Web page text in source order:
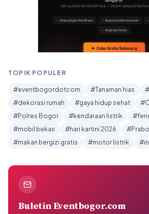
TOPIK POPULER
#eventbogordotcom #Tanaman hias
#dekorasi rumah
#gaya hidup sehat
#Polres Bogor
#kendaraan listrik
#mobil bekas
#hari kartini 2026
#makan bergizi gratis
#motor listrik
Buletin Eventbogor.com